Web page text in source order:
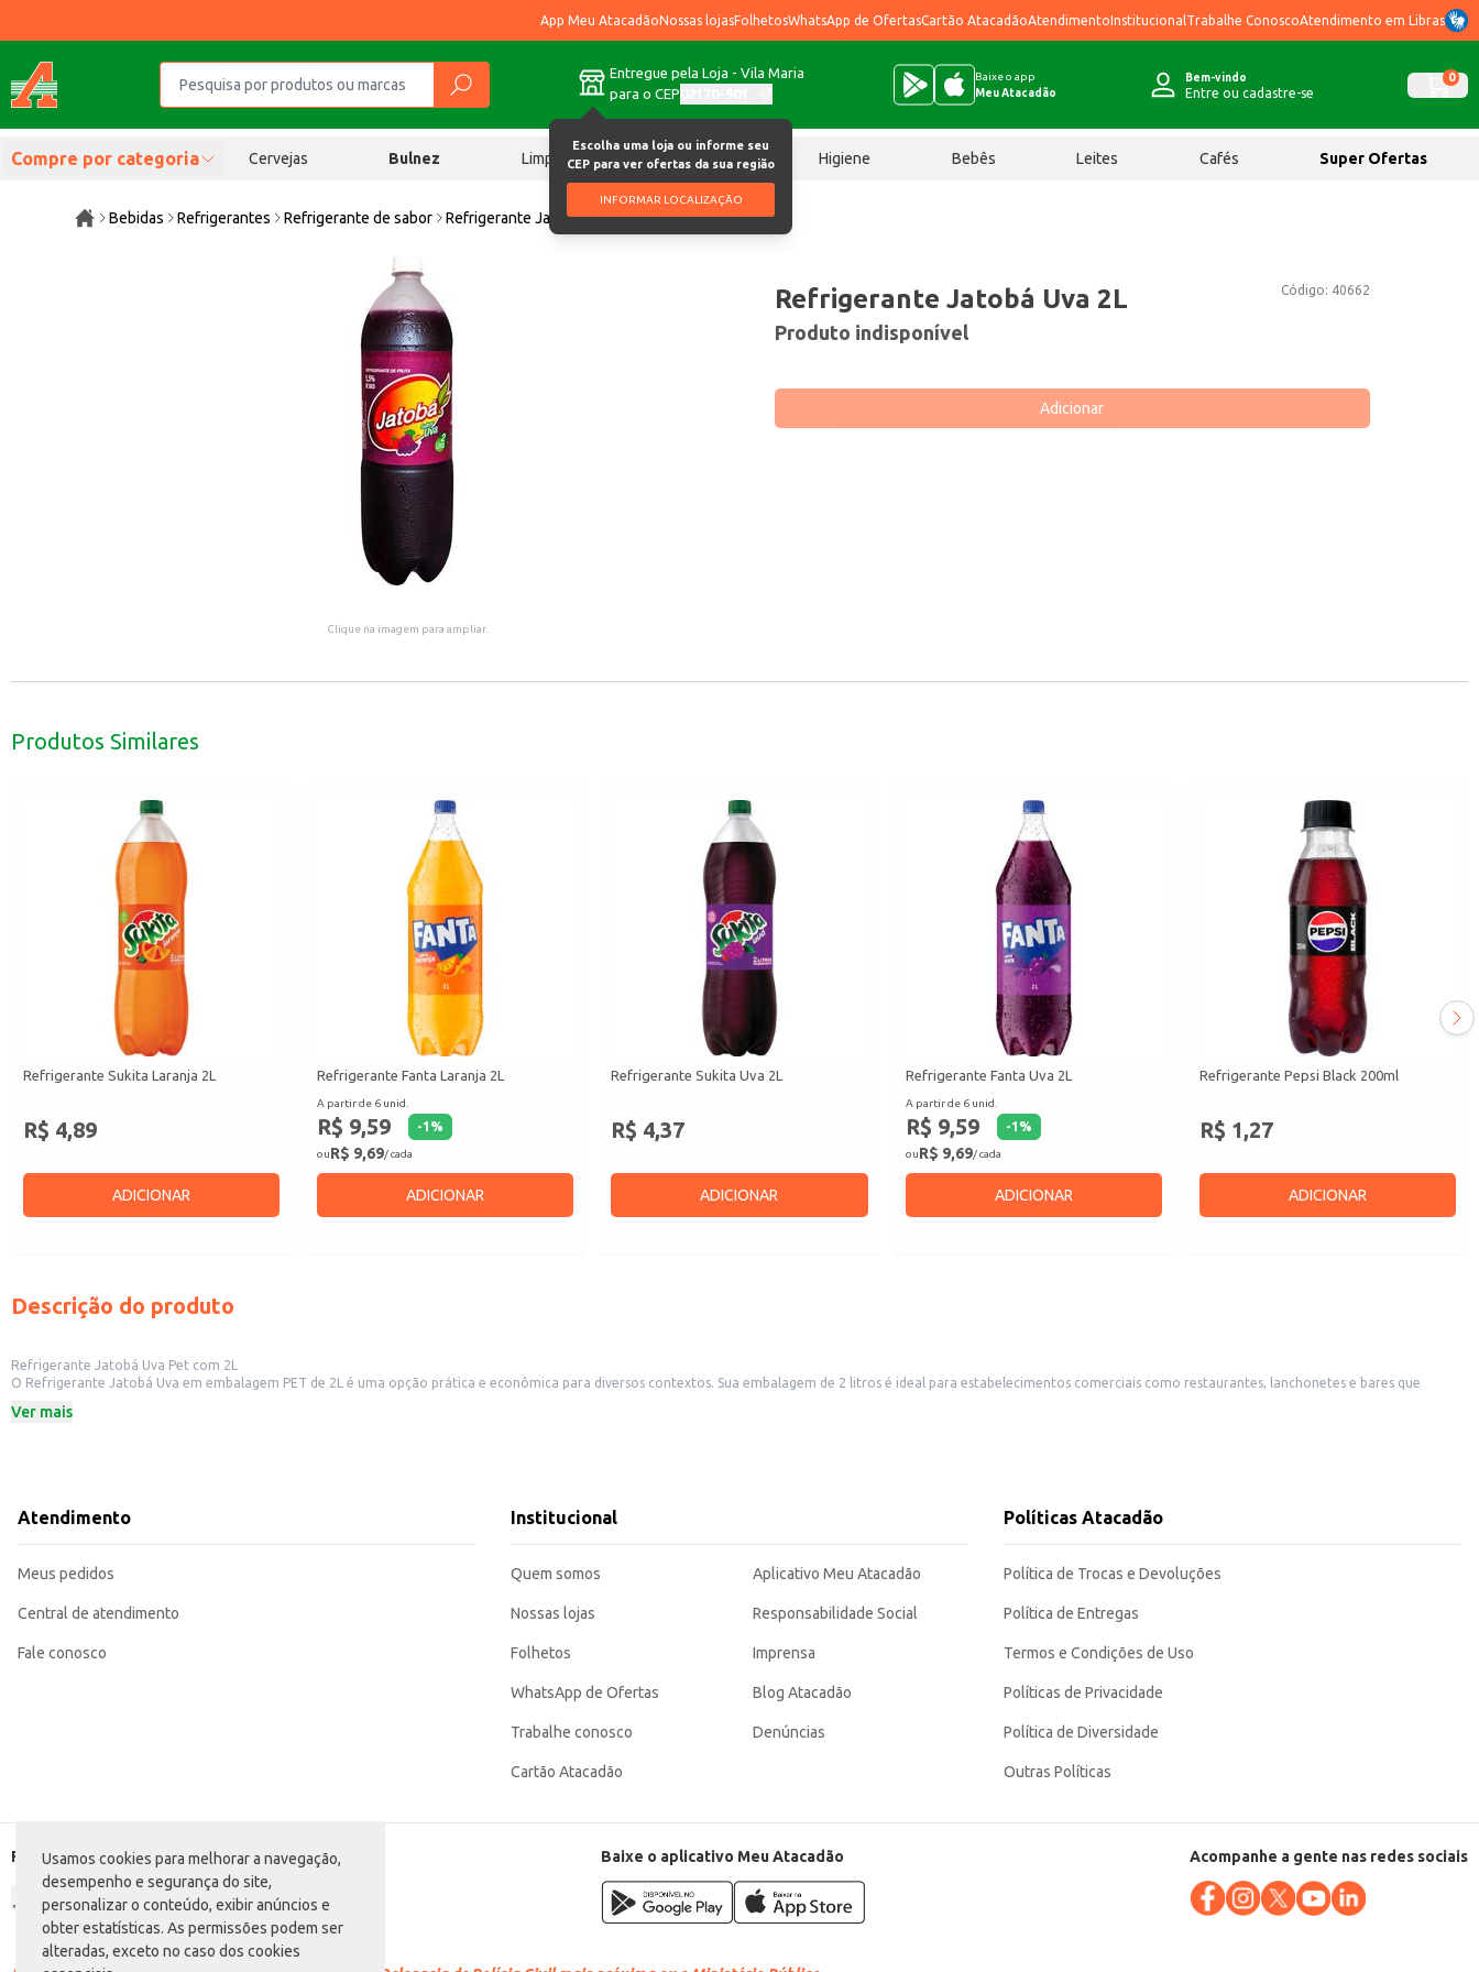
Usamos cookies para melhorar a navegação,
desempenho e segurança do site,
personalizar o conteúdo, exibir anúncios e
obter estatísticas. As permissões podem ser
alteradas, exceto no caso dos cookies
App Meu AtacadãoNossas lojasFolhetosWhatsApp de OfertasCartão AtacadãoAtendimentoInstitucional Trabalhe ConoscoAtendimento em Libras
Entregue pela Loja - Vila Maria
para o CEP
Escolha uma loja ou informe seu
CEP para ver ofertas da sua região
INFORMAR LOCALIZAÇÃO
Baixe o app
Meu Atacadão
Bem-vindo
Entre ou cadastre-se
0
Compre por categoria Cervejas Bulnez Limpeza Chocolates Higiene Bebês Leites Cafés Super Ofertas
Bebidas Refrigerantes Refrigerante de sabor Refrigerante Jatobá Uva 2L
Clique na imagem para ampliar.
Código: 40662
Refrigerante Jatobá Uva 2L
Produto indisponível
Adicionar
Produtos Similares
Refrigerante Sukita Laranja 2L
R$ 4,89
ADICIONAR
Refrigerante Fanta Laranja 2L
A partir de 6 unid.
R$ 9,59 -1 %
ouR$ 9,69/ cada
ADICIONAR
Refrigerante Sukita Uva 2L
R$ 4,37
ADICIONAR
Refrigerante Fanta Uva 2L
A partir de 6 unid.
R$ 9,59 -1 %
ouR$ 9,69/ cada
ADICIONAR
Refrigerante Pepsi Black 200ml
R$ 1,27
ADICIONAR
Descrição do produto
Refrigerante Jatobá Uva Pet com 2L
O Refrigerante Jatobá Uva em embalagem PET de 2L é uma opção prática e econômica para diversos contextos. Sua embalagem de 2 litros é ideal para estabelecimentos comerciais como restaurantes, lanchonetes e bares que
Dicas de uso:
O Refrigerante Jatobá Uva oferece um sabor agradável e refrescante, garantindo satisfação tanto para consumidores quanto para comerciantes. Sua embalagem de 2L proporciona um bom custo-benefício, tornando-o uma escolha
eficiente para diferentes necessidades.
Marca: Jatobá
Categoria: Refrigerante de sabor
EAN: 7898954080536
Ver mais
Atendimento
Meus pedidos
Central de atendimento
Fale conosco
Institucional
Quem somos
Nossas lojas
Folhetos
WhatsApp de Ofertas
Trabalhe conosco
Cartão Atacadão
Aplicativo Meu Atacadão
Responsabilidade Social
Imprensa
Blog Atacadão
Denúncias
Políticas Atacadão
Política de Trocas e Devoluções
Política de Entregas
Termos e Condições de Uso
Políticas de Privacidade
Política de Diversidade
Outras Políticas
Formas de pagamento Baixe o aplicativo Meu Atacadão Acompanhe a gente nas redes sociais